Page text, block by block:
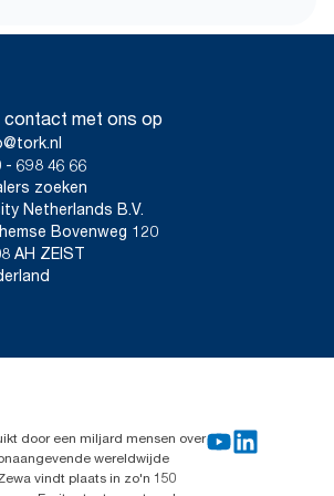
contact met ons op
- 698 46 66
zoeken
Netherlands B.V.
Bovenweg 120
AH ZEIST
door een miljard mensen over
wereldwijde
vindt plaats in zo'n 150